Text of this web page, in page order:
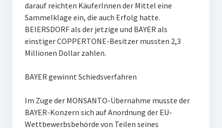
darauf reichten KäuferInnen der Mittel eine
Sammelklage ein, die auch Erfolg hatte.
BEIERSDORF als der jetzige und BAYER als
einstiger COPPERTONE-Besitzer mussten 2,3
Millionen Dollar zahlen.
BAYER gewinnt Schiedsverfahren
Im Zuge der MONSANTO-Übernahme musste der
BAYER-Konzern sich auf Anordnung der EU-
Wettbewerbsbehörde von Teilen seines